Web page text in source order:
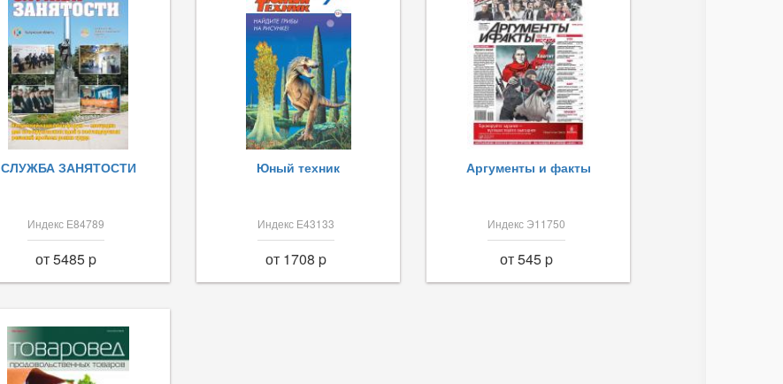
СЛУЖБА ЗАНЯТОСТИ
Индекс Е84789
от 5485 p
Юный техник
Индекс Е43133
от 1708 p
Аргументы и факты
Индекс Э11750
от 545 p